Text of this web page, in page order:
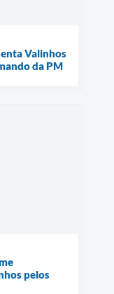
Valinhos
da PM
pelos